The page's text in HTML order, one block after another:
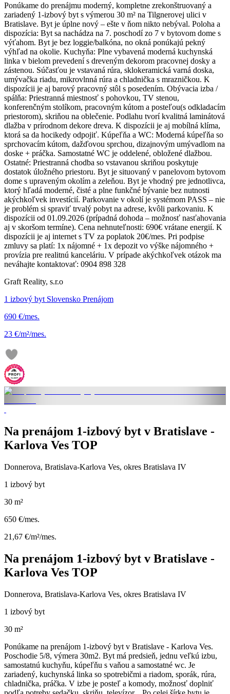
Ponúkame do prenájmu moderný, kompletne zrekonštruovaný a
zariadený 1-izbový byt s výmerou 30 m² na Tilgnerovej ulici v
Bratislave. Byt je úplne nový – ešte v ňom nikto nebýval. Poloha a
dispozícia: Byt sa nachádza na 7. poschodí zo 7 v bytovom dome s
výťahom. Byt je bez loggie/balkóna, no okná ponúkajú pekný
výhľad na okolie. Kuchyňa: Plne vybavená moderná kuchynská
linka v bielom prevedení s dreveným dekorom pracovnej dosky a
zástenou. Súčasťou je vstavaná rúra, sklokeramická varná doska,
umývačka riadu, mikrovlnná rúra a chladnička s mrazničkou. K
dispozícii je aj barový pracovný stôl s posedením. Obývacia izba /
spálňa: Priestranná miestnosť s pohovkou, TV stenou,
konferenčným stolíkom, pracovným kútom a posteľou(s odkladacím
priestorom), skriňou na oblečenie. Podlahu tvorí kvalitná laminátová
dlažba v prírodnom dekore dreva. K dispozícii je aj mobílná klíma,
ktorá sa da hocikedy odpojiť. Kúpeľňa a WC: Moderná kúpeľňa so
sprchovacím kútom, dažďovou sprchou, dizajnovým umývadlom na
doske + práčka. Samostatné WC je oddelené, obložené dlažbou.
Ostatné: Priestranná chodba so vstavanou skriňou poskytuje
dostatok úložného priestoru. Byt je situovaný v panelovom bytovom
dome s upraveným okolím a zeleňou. Byt je vhodný pre jednotlivca,
ktorý hľadá moderné, čisté a plne funkčné bývanie bez nutnosti
akýchkoľvek investícií. Parkovanie v okolí je systémom PASS – nie
je problém si spraviť trvalý pobyt na adrese, kvôli parkovaniu. K
dispozícii od 01.09.2026 (prípadná dohoda – možnosť nasťahovania
aj v skoršom termíne). Cena nehnuteľnosti: 690€ vrátane energií. K
dispozícii je aj internet s TV za poplatok 20€/mes. Pri podpise
zmluvy sa platí: 1x nájomné + 1x depozit vo výške nájomného +
provízia pre realitnú kanceláriu. V prípade akýchkoľvek otázok ma
neváhajte kontaktovať: 0904 898 328
Graft Reality, s.r.o
1 izbový byt Slovensko Prenájom
690 €/mes.
23 €/m²/mes.
Na prenájom 1-izbový byt v Bratislave -
Karlova Ves TOP
Donnerova, Bratislava-Karlova Ves, okres Bratislava IV
1 izbový byt
30 m²
650 €/mes.
21,67 €/m²/mes.
Na prenájom 1-izbový byt v Bratislave -
Karlova Ves TOP
Donnerova, Bratislava-Karlova Ves, okres Bratislava IV
1 izbový byt
30 m²
Ponúkame na prenájom 1-izbový byt v Bratislave - Karlova Ves.
Poschodie 5/8, výmera 30m2. Byt má predsieň, jednu veľkú izbu,
samostatnú kuchyňu, kúpeľňu s vaňou a samostatné wc. Je
zariadený, kuchynská linka so spotrebičmi a riadom, sporák, rúra,
chladnička, práčka. V izbe je posteľ a komody, možnosť doplniť